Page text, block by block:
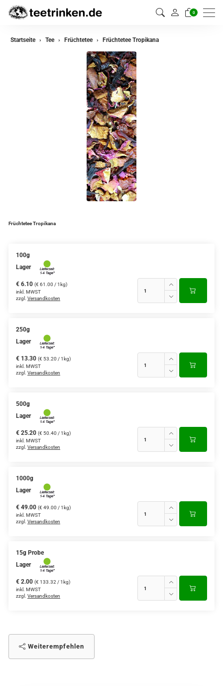
0
zurück
Teemischungen
Rooibos Tee
Aromatisierter Grüntee
Früchtetee
Startseite Tee Früchtetee Früchtetee Tropikana
Früchtetee Tropikana
100g
Lager
€ 6.10 (€ 61.00 / 1kg)
inkl. MWST
zzgl. Versandkosten
250g
Lager
€ 13.30 (€ 53.20 / 1kg)
inkl. MWST
zzgl. Versandkosten
500g
Lager
€ 25.20 (€ 50.40 / 1kg)
inkl. MWST
zzgl. Versandkosten
1000g
Lager
€ 49.00 (€ 49.00 / 1kg)
inkl. MWST
zzgl. Versandkosten
15g Probe
Lager
€ 2.00 (€ 133.32 / 1kg)
inkl. MWST
zzgl. Versandkosten
Weiterempfehlen